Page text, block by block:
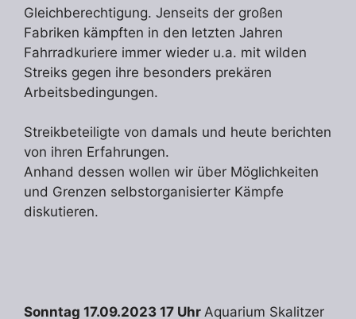
Gleichberechtigung. Jenseits der großen
Fabriken kämpften in den letzten Jahren
Fahrradkuriere immer wieder u.a. mit wilden
Streiks gegen ihre besonders prekären
Arbeitsbedingungen.
Streikbeteiligte von damals und heute berichten
von ihren Erfahrungen.
Anhand dessen wollen wir über Möglichkeiten
und Grenzen selbstorganisierter Kämpfe
diskutieren.
Sonntag 17.09.2023 17 Uhr Aquarium Skalitzer